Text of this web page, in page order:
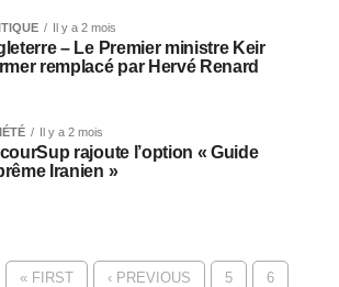
Il y a 2 mois
– Le Premier ministre Keir
remplacé par Hervé Renard
Il y a 2 mois
rajoute l’option « Guide
Iranien »
« FIRST ‹ PREVIOUS 5 6